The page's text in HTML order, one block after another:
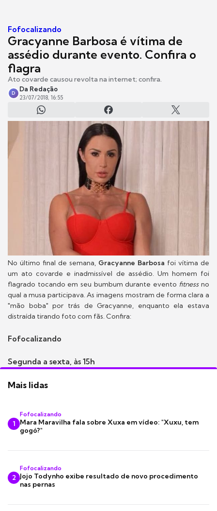
Fofocalizando
Gracyanne Barbosa é vítima de
assédio durante evento. Confira o
flagra
Ato covarde causou revolta na internet; confira.
D
Da Redação
23/07/2018, 16:55
No último final de semana, Gracyanne Barbosa foi vítima de
um ato covarde e inadmissível de assédio. Um homem foi
flagrado tocando em seu bumbum durante evento fitnessno
qual a musa participava. As imagens mostram de forma clara a
"mão boba" por trás de Gracyanne, enquanto ela estava
distraída tirando foto com fãs. Confira:
Fofocalizando
Segunda a sexta, às 15h
Mais lidas
1
Fofocalizando
Mara Maravilha fala sobre Xuxa em vídeo: "Xuxu, tem
gogó?"
2
Fofocalizando
Jojo Todynho exibe resultado de novo procedimento
nas pernas